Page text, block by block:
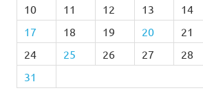
10
11 12 13 14
17
18 19 20 21
24
25 26 27 28
31